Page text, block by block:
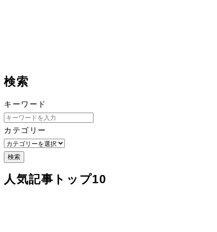
検索
キーワード
カテゴリー
検索
人気記事トップ10